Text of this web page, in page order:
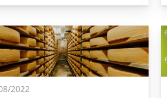
2022